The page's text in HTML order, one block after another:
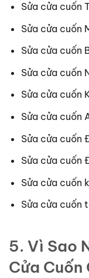
Sửa cửa cuốn
Sửa cửa cuốn
Sửa cửa cuốn
Sửa cửa cuốn
Sửa cửa cuốn
Sửa cửa cuốn
Sửa cửa cuốn
Sửa cửa cuốn
Sửa cửa cuốn
Sửa cửa cuốn
5. Vì Sao
Cửa Cuốn